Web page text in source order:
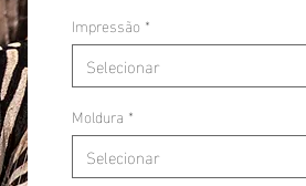
Impressão *
Selecionar
Moldura *
Selecionar